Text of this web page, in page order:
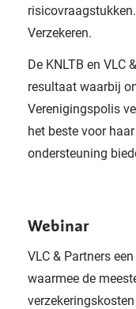
Verzekeren.
De KNLTB en VLC
resultaat waarbij
Verenigingspolis
het beste voor
ondersteuning
Webinar
VLC & Partners
waarmee de